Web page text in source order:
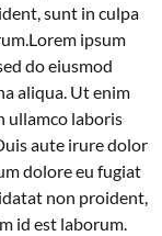
sunt in culpa
ipsum
do eiusmod
aliqua. Ut enim
ullamco laboris
aute irure dolor
dolore eu fugiat
non proident,
id est laborum.